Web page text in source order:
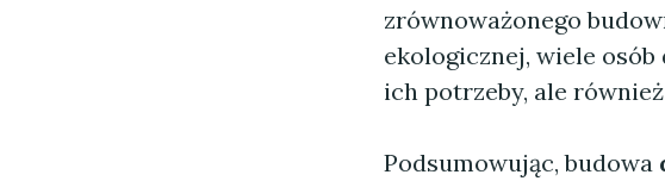
zrównoważonego
ekologicznej, wiele
ich potrzeby, ale
Podsumowując, budowa